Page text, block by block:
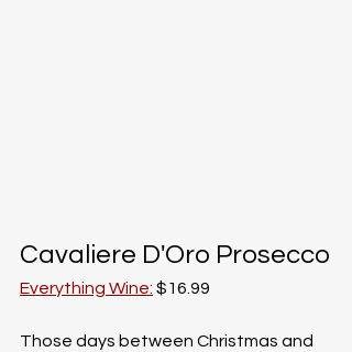
Cavaliere D'Oro Prosecco
Everything Wine: $16.99
Those days between Christmas and